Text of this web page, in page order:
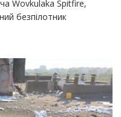
Wovkulaka Spitfire,
безпілотник